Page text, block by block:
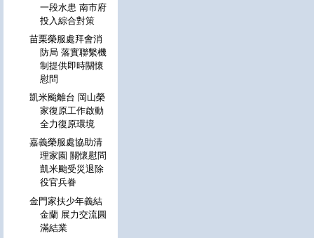
一段水患 南市府
投入綜合對策
苗栗榮服處拜會消
防局 落實聯繫機
制提供即時關懷
慰問
凱米颱離台 岡山榮
家復原工作啟動
全力復原環境
嘉義榮服處協助清
理家園 關懷慰問
凱米颱受災退除
役官兵眷
金門家扶少年義結
金蘭 展力交流圓
滿結業